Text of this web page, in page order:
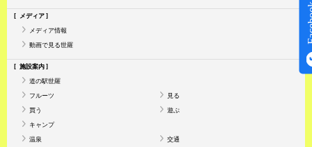
メディア
メディア情報
動画で見る世羅
施設案内
道の駅世羅
フルーツ 見る
買う 遊ぶ
キャンプ
温泉 交通